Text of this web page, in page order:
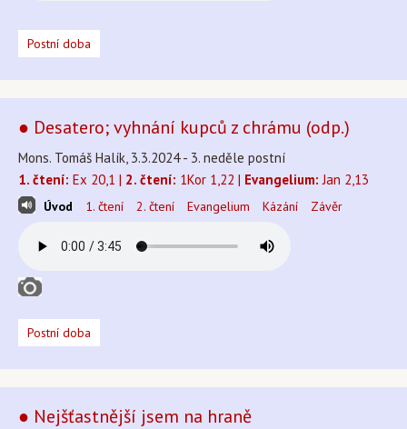
Postní doba
● Desatero; vyhnání kupců z chrámu (odp.)
Mons. Tomáš Halík, 3.3.2024 - 3. neděle postní
1. čtení: Ex 20,1 | 2. čtení: 1Kor 1,22 | Evangelium: Jan 2,13
Úvod 1. čtení 2. čtení Evangelium Kázání Závěr
Postní doba
● Nejšťastnější jsem na hraně